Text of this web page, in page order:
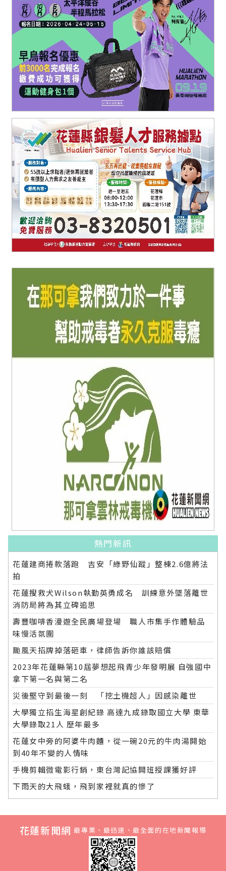
熱門新訊
花蓮建商捲款落跑 吉安「綠野仙蹤」整棟2.6億將法
拍
花蓮搜救犬Wilson執勤英勇成名 訓練意外墜落離世
消防局將為其立碑追思
壽豐咖啡香漫遊全民廣場登場 職人市集手作體驗品
味慢活氛圍
颱風天招牌掉落砸車，律師告訴你誰該賠償
2023年花蓮縣第10屆夢想起飛青少年發明展 自強國中
拿下第一名與第二名
災後堅守到最後一刻 「挖土機超人」因感染離世
大學獨立招生海星創紀錄 高達九成錄取國立大學 東華
大學錄取21人 歷年最多
花蓮女中旁的阿婆牛肉麵，從一碗20元的牛肉湯開始
到40年不變的人情味
手機剪輯微電影行銷，東台灣記協開班授課獲好評
下雨天的大飛蛾，飛到家裡就真的慘了
花蓮新聞網 最專業、最迅速、最全面的在地新聞報導